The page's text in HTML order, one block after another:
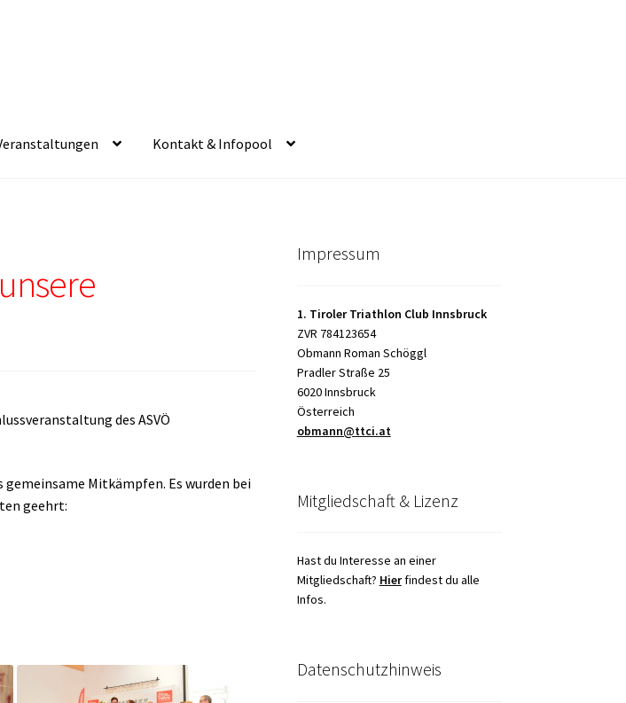
Kontakt & Infopool
des ASVÖ
gemeinsame Mitkämpfen. Es wurden bei
geehrt:
Impressum
1. Tiroler Triathlon Club Innsbruck
ZVR 784123654
Obmann Roman Schöggl
Pradler Straße 25
6020 Innsbruck
Österreich
obmann@ttci.at
Mitgliedschaft & Lizenz
Hast du Interesse an einer
Mitgliedschaft? Hierfindest du alle
Infos.
Datenschutzhinweis